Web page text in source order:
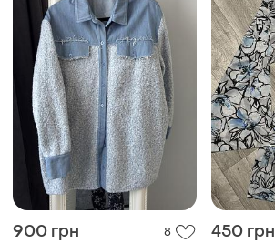
900 грн 8 450 грн